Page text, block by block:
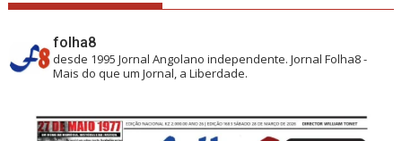
folha8
desde 1995 Jornal Angolano independente.Jornal Folha8 -
Mais do que um Jornal, a Liberdade.